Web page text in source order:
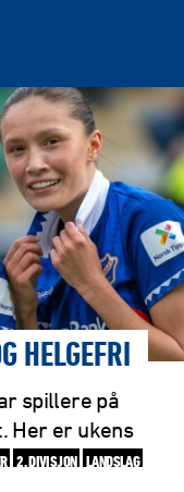
HELGEFRI
spillere på
Her er ukens
2. DIVISJON LANDSLAG